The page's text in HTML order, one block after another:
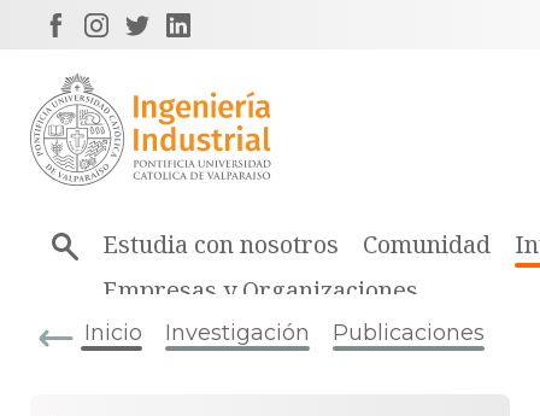
Estudia con nosotros Comunidad
Empresas y Organizaciones
Inicio Investigación Publicaciones